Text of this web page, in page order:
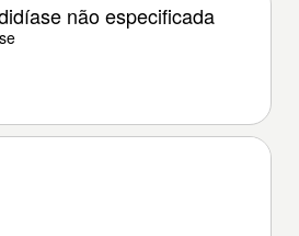
não especificada